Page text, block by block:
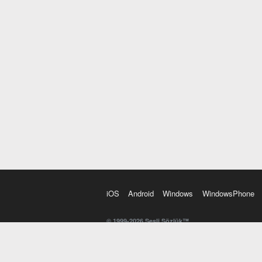
iOS Android Windows WindowsPhone
© 1999-2026 Sesli Sözlük™